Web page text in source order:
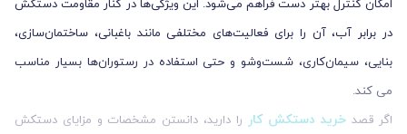
امکان کنترل بهتر دست فراهم می‌شود. این ویژگی‌ها در کنار مقاومت دستکش
در برابر آب، آن را برای فعالیت‌های مختلفی مانند باغبانی، ساختمان‌سازی،
بنایی، سیمان‌کاری، شست‌وشو و حتی استفاده در رستوران‌ها بسیار مناسب
می کند.
اگر قصد خرید دستکش کار را دارید، دانستن مشخصات و مزایای دستکش